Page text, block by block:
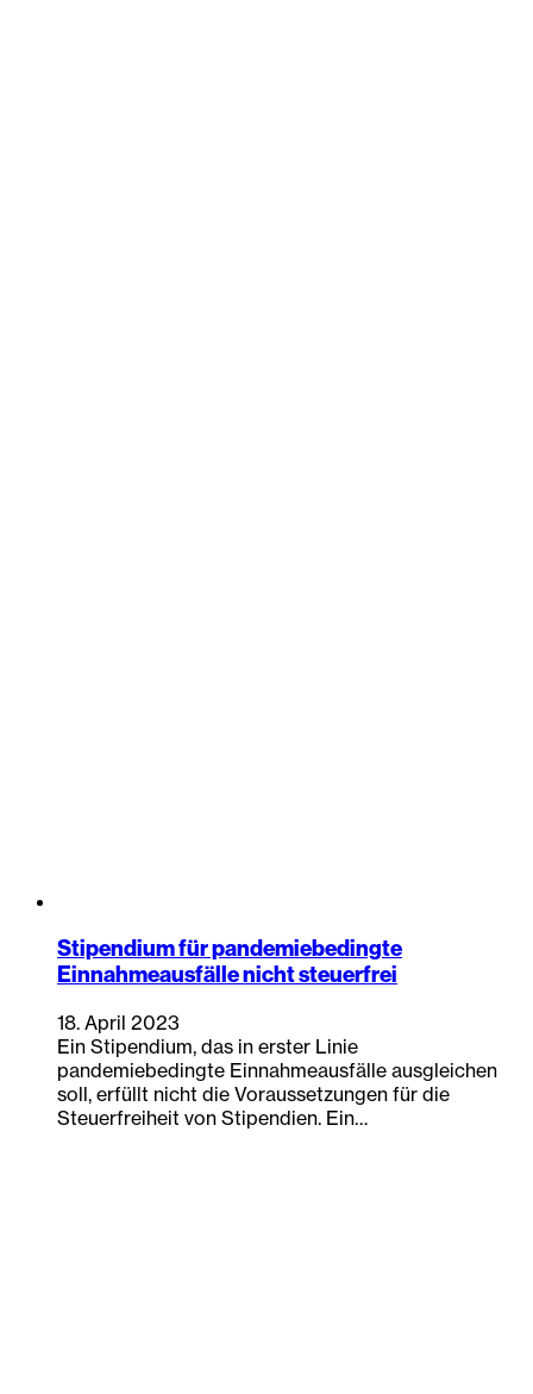
Stipendium für pandemiebedingte
Einnahmeausfälle nicht steuerfrei
18. April 2023
Ein Stipendium, das in erster Linie
pandemiebedingte Einnahmeausfälle ausgleichen
soll, erfüllt nicht die Voraussetzungen für die
Steuerfreiheit von Stipendien. Ein…